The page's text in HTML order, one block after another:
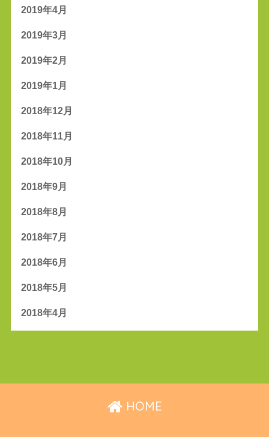
2019年4月
2019年3月
2019年2月
2019年1月
2018年12月
2018年11月
2018年10月
2018年9月
2018年8月
2018年7月
2018年6月
2018年5月
2018年4月
HOME